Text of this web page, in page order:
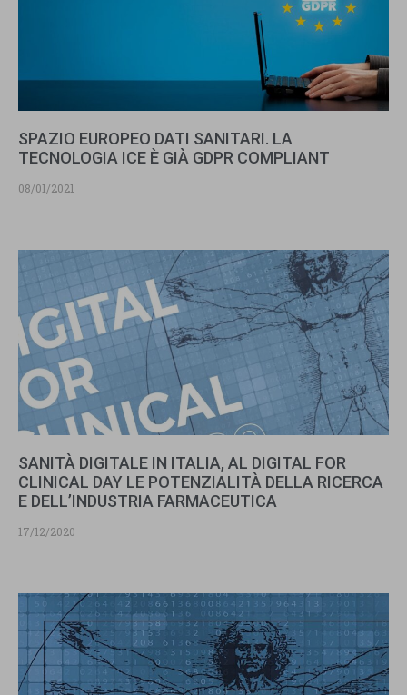
SPAZIO EUROPEO DATI SANITARI. LA
TECNOLOGIA ICE È GIÀ GDPR COMPLIANT
08/01/2021
SANITÀ DIGITALE IN ITALIA, AL DIGITAL FOR
CLINICAL DAY LE POTENZIALITÀ DELLA RICERCA
E DELL’INDUSTRIA FARMACEUTICA
17/12/2020